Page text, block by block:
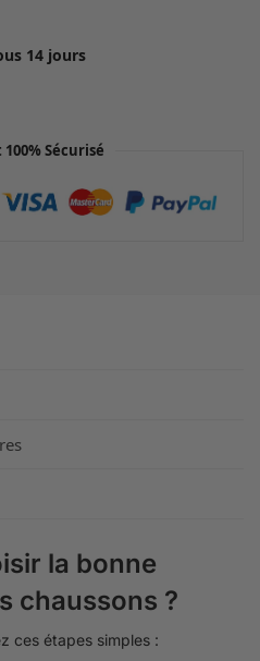
14 jours
Sécurisé
la bonne
chaussons ?
ces étapes simples :